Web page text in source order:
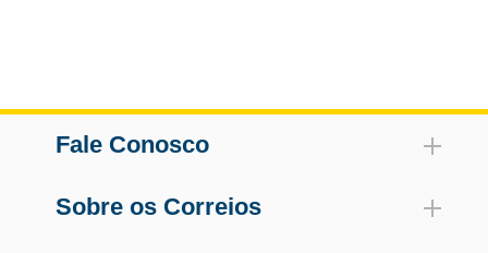
Fale Conosco
Sobre os Correios